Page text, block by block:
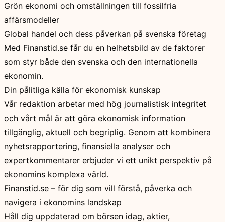
Grön ekonomi och omställningen till fossilfria
affärsmodeller
Global handel och dess påverkan på svenska företag
Med Finanstid.se får du en helhetsbild av de faktorer
som styr både den svenska och den internationella
ekonomin.
Din pålitliga källa för ekonomisk kunskap
Vår redaktion arbetar med hög journalistisk integritet
och vårt mål är att göra ekonomisk information
tillgänglig, aktuell och begriplig. Genom att kombinera
nyhetsrapportering, finansiella analyser och
expertkommentarer erbjuder vi ett unikt perspektiv på
ekonomins komplexa värld.
Finanstid.se – för dig som vill förstå, påverka och
navigera i ekonomins landskap
Håll dig uppdaterad om börsen idag, aktier,